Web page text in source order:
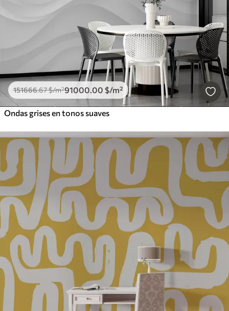
151666.67$/m²91000.00 $/m²
Ondas grises en tonos suaves